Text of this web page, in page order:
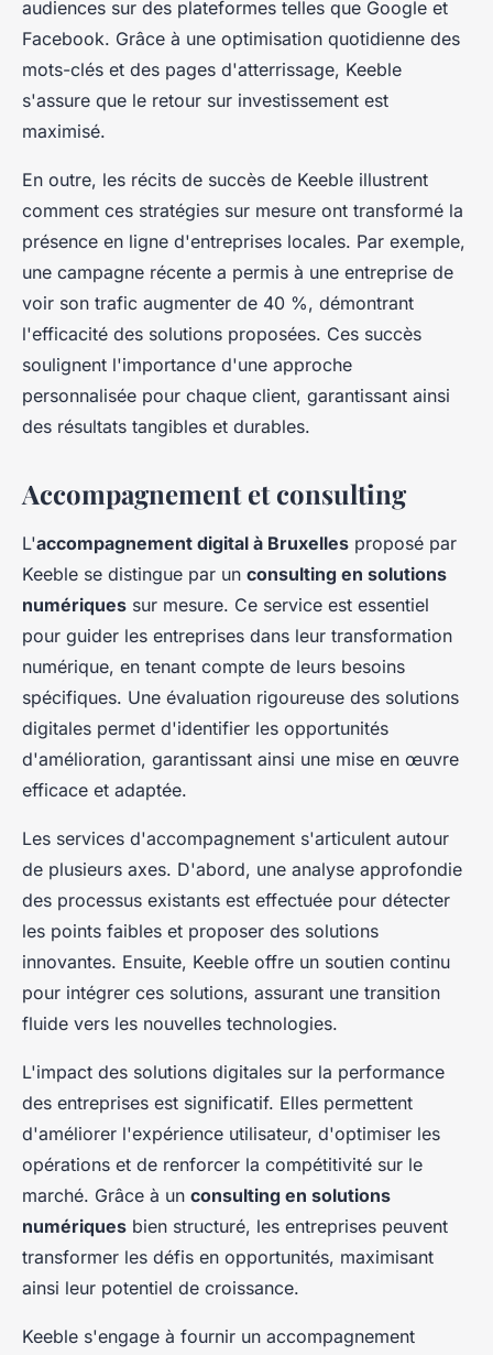
audiences sur des plateformes telles que Google et
Facebook. Grâce à une optimisation quotidienne des
mots-clés et des pages d'atterrissage, Keeble
s'assure que le retour sur investissement est
maximisé.
En outre, les récits de succès de Keeble illustrent
comment ces stratégies sur mesure ont transformé la
présence en ligne d'entreprises locales. Par exemple,
une campagne récente a permis à une entreprise de
voir son trafic augmenter de 40 %, démontrant
l'efficacité des solutions proposées. Ces succès
soulignent l'importance d'une approche
personnalisée pour chaque client, garantissant ainsi
des résultats tangibles et durables.
Accompagnement et consulting
L'accompagnement digital à Bruxelles proposé par
Keeble se distingue par un consulting en solutions
numériques sur mesure. Ce service est essentiel
pour guider les entreprises dans leur transformation
numérique, en tenant compte de leurs besoins
spécifiques. Une évaluation rigoureuse des solutions
digitales permet d'identifier les opportunités
d'amélioration, garantissant ainsi une mise en œuvre
efficace et adaptée.
Les services d'accompagnement s'articulent autour
de plusieurs axes. D'abord, une analyse approfondie
des processus existants est effectuée pour détecter
les points faibles et proposer des solutions
innovantes. Ensuite, Keeble offre un soutien continu
pour intégrer ces solutions, assurant une transition
fluide vers les nouvelles technologies.
L'impact des solutions digitales sur la performance
des entreprises est significatif. Elles permettent
d'améliorer l'expérience utilisateur, d'optimiser les
opérations et de renforcer la compétitivité sur le
marché. Grâce à un consulting en solutions
numériques bien structuré, les entreprises peuvent
transformer les défis en opportunités, maximisant
ainsi leur potentiel de croissance.
Keeble s'engage à fournir un accompagnement